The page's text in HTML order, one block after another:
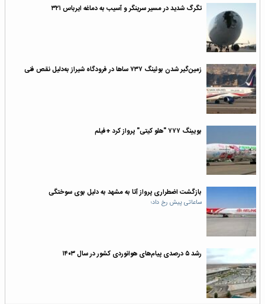
تگرگ شدید در مسیر سرینگر و آسیب به دماغه ایرباس ۳۲۱
زمین‌گیر شدن بوئینگ ۷۳۷ ساها در فرودگاه شیراز به‌دلیل نقص فنی
بویینگ ۷۷۷ "هلو کیتی" پرواز کرد +فیلم
بازگشت اضطراری پرواز آتا به مشهد به دلیل بوی سوختگی
ساعاتی پیش رخ داد؛
رشد ۵ درصدی پیام‌های هوانوردی کشور در سال ۱۴۰۳